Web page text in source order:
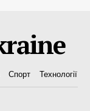
Спорт Технології